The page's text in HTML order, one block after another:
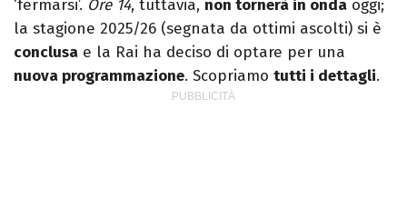
‘fermarsi’. Ore 14, tuttavia, non tornerà in onda oggi;
la stagione 2025/26 (segnata da ottimi ascolti) si è
conclusa e la Rai ha deciso di optare per una
nuova programmazione. Scopriamo tutti i dettagli.